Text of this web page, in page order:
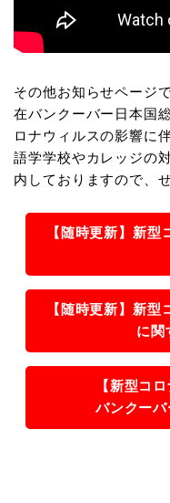
その他お知らせページ
在バンクーバー日本国
ロナウィルスの影響に
語学学校やカレッジの
内しておりますので、
【随時更新】新型
【随時更新】新型
に関
【新型コ
バンクー